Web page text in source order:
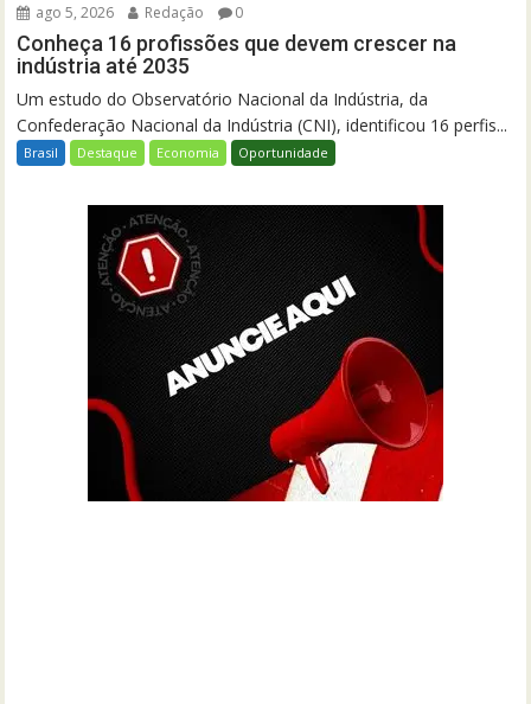
ago 5, 2026 Redação 0
Conheça 16 profissões que devem crescer na
indústria até 2035
Um estudo do Observatório Nacional da Indústria, da
Confederação Nacional da Indústria (CNI), identificou 16 perfis...
Brasil Destaque Economia Oportunidade